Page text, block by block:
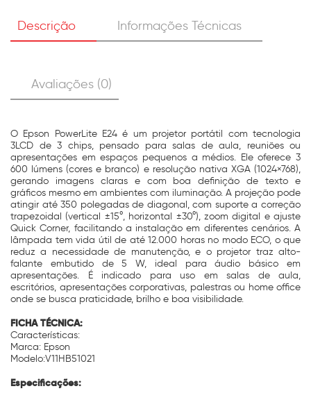
Descrição Informações Técnicas
Avaliações (0)
O Epson PowerLite E24 é um projetor portátil com tecnologia
3LCD de 3 chips, pensado para salas de aula, reuniões ou
apresentações em espaços pequenos a médios. Ele oferece 3
600 lúmens (cores e branco) e resolução nativa XGA (1024×768),
gerando imagens claras e com boa definição de texto e
gráficos mesmo em ambientes com iluminação. A projeção pode
atingir até 350 polegadas de diagonal, com suporte a correção
trapezoidal (vertical ±15°, horizontal ±30°), zoom digital e ajuste
Quick Corner, facilitando a instalação em diferentes cenários. A
lâmpada tem vida útil de até 12.000 horas no modo ECO, o que
reduz a necessidade de manutenção, e o projetor traz alto-
falante embutido de 5 W, ideal para áudio básico em
apresentações. É indicado para uso em salas de aula,
escritórios, apresentações corporativas, palestras ou home office
onde se busca praticidade, brilho e boa visibilidade.
FICHA TÉCNICA:
Características:
Marca: Epson
Modelo:V11HB51021
Especificações: